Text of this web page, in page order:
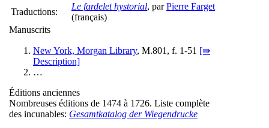
Traductions:
Le fardelet hystorial, parPierre Farget
(français)
Manuscrits
New York, Morgan Library, M.801, f. 1-51 [⇛
Description]
…
Éditions anciennes
Nombreuses éditions de 1474 à 1726. Liste complète
des incunables: Gesamtkatalog der Wiegendrucke